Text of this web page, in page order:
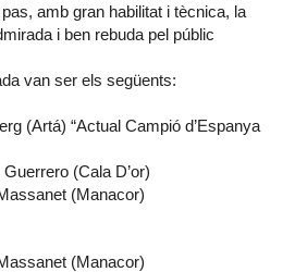
amb gran habilitat i tècnica, la
i ben rebuda pel públic
van ser els següents:
(Artá) “Actual Campió d’Espanya
(Cala D’or)
(Manacor)
(Manacor)